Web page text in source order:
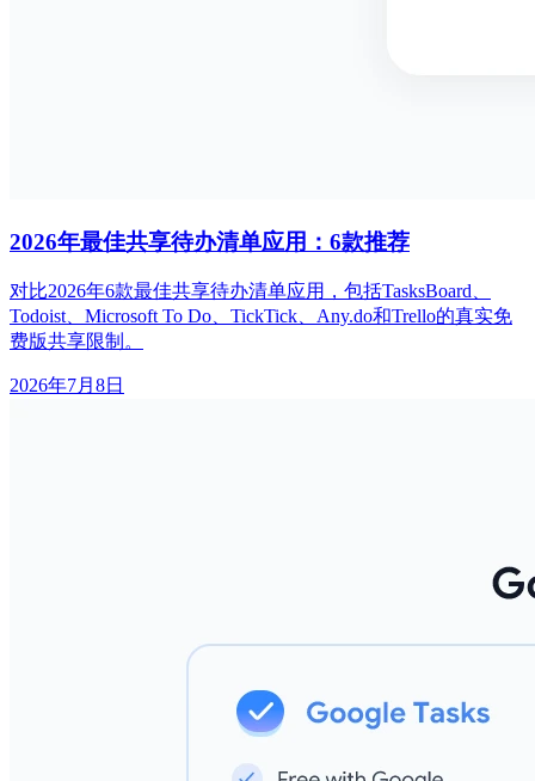
2026年最佳共享待办清单应用：6款推荐
对比2026年6款最佳共享待办清单应用，包括TasksBoard、
Todoist、Microsoft To Do、TickTick、Any.do和Trello的真实免
费版共享限制。
2026年7月8日